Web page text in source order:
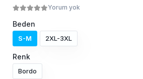
Yorum yok
Beden
S-M 2XL-3XL
Renk
Bordo